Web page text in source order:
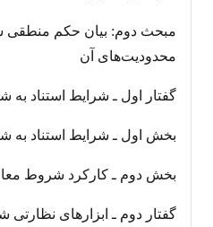
مبحث دوم: بیان حکم
محدودیت‌های آن
گفتار اول ـ شرایط استناد
بخش اول ـ شرایط استناد به
بخش دوم ـ کاركرد شروط
گفتار دوم ـ ابزارهای